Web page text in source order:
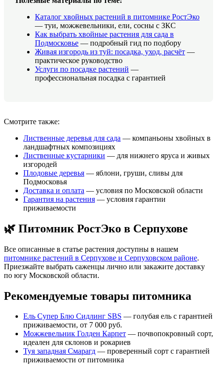
Каталог хвойных растений в питомнике РостЭко
— туи, можжевельники, ели, сосны с ЗКС
Как выбрать хвойные растения для сада в
Подмосковье — подробный гид по подбору
Живая изгородь из туй: посадка, уход, расчёт —
практическое руководство
Услуги по посадке растений —
профессиональная посадка с гарантией
Смотрите также:
Лиственные деревья для сада — компаньоны хвойных в
ландшафтных композициях
Лиственные кустарники — для нижнего яруса и живых
изгородей
Плодовые деревья — яблони, груши, сливы для
Подмосковья
Доставка и оплата — условия по Московской области
Гарантия на растения — условия гарантии
приживаемости
🌿 Питомник РостЭко в Серпухове
Все описанные в статье растения доступны в нашем
питомнике растений в Серпухове и Серпуховском районе.
Приезжайте выбрать саженцы лично или закажите доставку
по югу Московской области.
Рекомендуемые товары питомника
Ель Супер Блю Сидлинг SBS — голубая ель с гарантией
приживаемости, от 7 000 руб.
Можжевельник Голден Карпет — почвопокровный сорт,
идеален для склонов и рокариев
Туя западная Смарагд — проверенный сорт с гарантией
приживаемости от питомника